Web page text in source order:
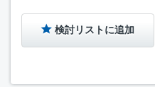
検討リストに追加